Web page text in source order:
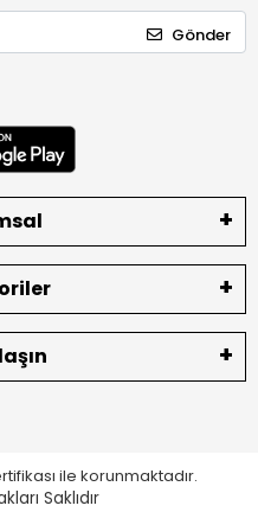
Gönder
ile korunmaktadır.
Saklıdır